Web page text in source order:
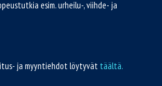
esim. urheilu-, viihde- ja
ja myyntiehdot löytyvät täältä.